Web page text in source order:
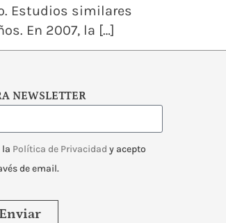
Estudios similares
En 2007, la […]
NEWSLETTER
la Política de Privacidad y acepto
de email.
Enviar